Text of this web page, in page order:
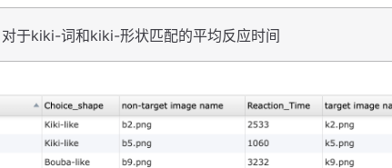
对于kiki-词和kiki-形状匹配的平均反应时间